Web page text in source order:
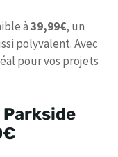
à39,99€, un
polyvalent. Avec
pour vos projets